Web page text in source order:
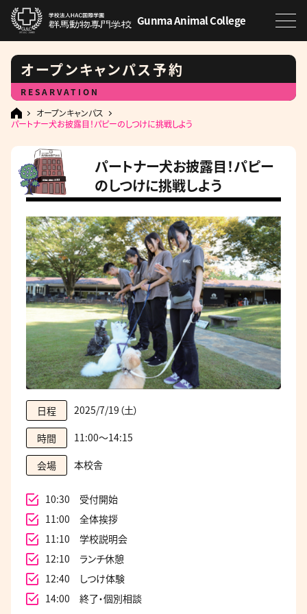
Gunma Animal College
オープンキャンパス予約
RESARVATION
オープンキャンパス
パートナー犬お披露目！パピーのしつけに挑戦しよう
パートナー犬お披露目！パピー
のしつけに挑戦しよう
日程 2025/7/19（土）
時間 11:00～14:15
会場 本校舎
10:30 受付開始
11:00 全体挨拶
11:10 学校説明会
12:10 ランチ休憩
12:40 しつけ体験
14:00 終了・個別相談